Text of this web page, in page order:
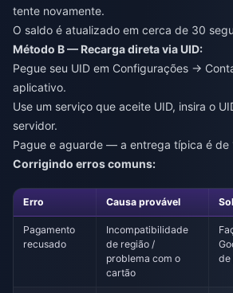
tente novamente.
O saldo é atualizado em cerca de 30
Método B — Recarga direta via UID:
Pegue seu UID em Configurações →
aplicativo.
Use um serviço que aceite UID, insira o
servidor.
Pague e aguarde — a entrega típica é de
Corrigindo erros comuns:
Erro Causa provável
Pagamento
recusado
Incompatibilidade
de região /
problema com o
cartão
de